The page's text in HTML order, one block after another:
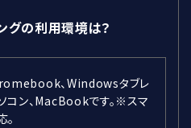
グの利用環境は？
、Windowsタブレ
コン、MacBookです。※スマ